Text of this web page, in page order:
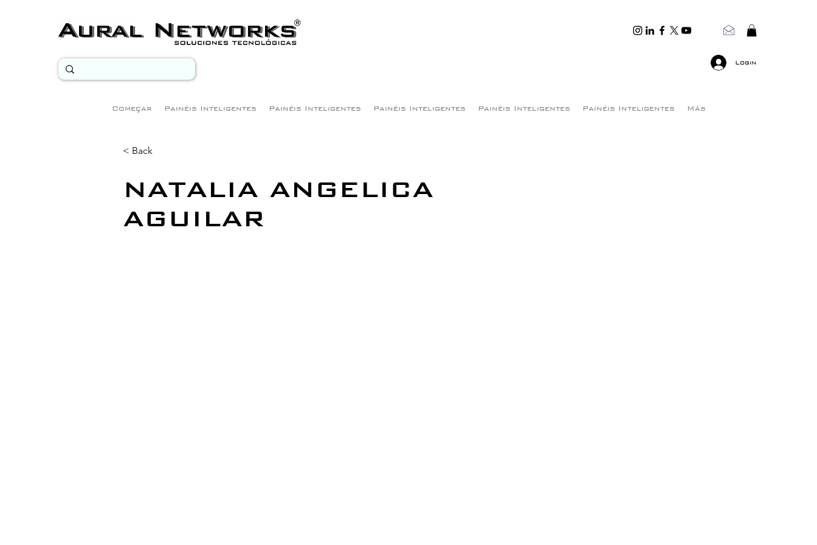
Login
Começar Painéis Inteligentes Painéis Inteligentes Painéis Inteligentes Painéis Inteligentes Painéis Inteligentes Más
< Back
NATALIA ANGELICA
AGUILAR